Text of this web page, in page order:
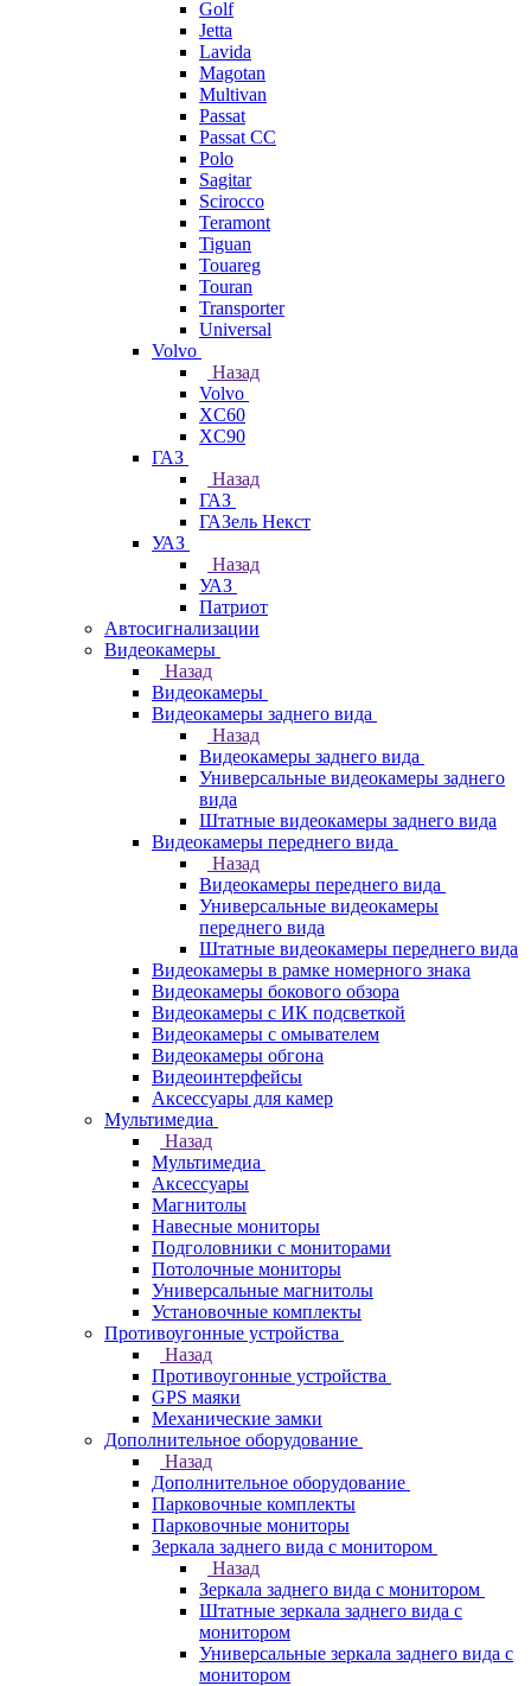
Golf
Jetta
Lavida
Magotan
Multivan
Passat
Passat CC
Polo
Sagitar
Scirocco
Teramont
Tiguan
Touareg
Touran
Transporter
Universal
Volvo
Назад
Volvo
XC60
XC90
ГАЗ
Назад
ГАЗ
ГАЗель Некст
УАЗ
Назад
УАЗ
Патриот
Автосигнализации
Видеокамеры
Назад
Видеокамеры
Видеокамеры заднего вида
Назад
Видеокамеры заднего вида
Универсальные видеокамеры заднего
вида
Штатные видеокамеры заднего вида
Видеокамеры переднего вида
Назад
Видеокамеры переднего вида
Универсальные видеокамеры
переднего вида
Штатные видеокамеры переднего вида
Видеокамеры в рамке номерного знака
Видеокамеры бокового обзора
Видеокамеры с ИК подсветкой
Видеокамеры с омывателем
Видеокамеры обгона
Видеоинтерфейсы
Аксессуары для камер
Мультимедиа
Назад
Мультимедиа
Аксессуары
Магнитолы
Навесные мониторы
Подголовники с мониторами
Потолочные мониторы
Универсальные магнитолы
Установочные комплекты
Противоугонные устройства
Назад
Противоугонные устройства
GPS маяки
Механические замки
Дополнительное оборудование
Назад
Дополнительное оборудование
Парковочные комплекты
Парковочные мониторы
Зеркала заднего вида с монитором
Назад
Зеркала заднего вида с монитором
Штатные зеркала заднего вида с
монитором
Универсальные зеркала заднего вида с
монитором